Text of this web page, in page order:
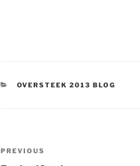
CATEGORIES
OVERSTEEK 2013 BLOG
Post
Previous
PREVIOUS